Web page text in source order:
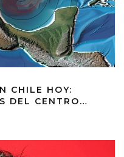
CHILE HOY:
DEL CENTRO